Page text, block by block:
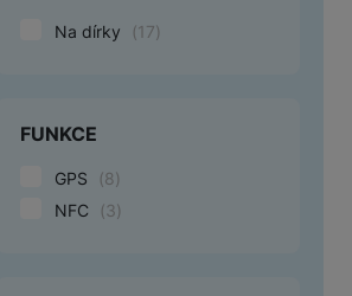
Na dírky (17)
FUNKCE
GPS (8)
NFC
(3)